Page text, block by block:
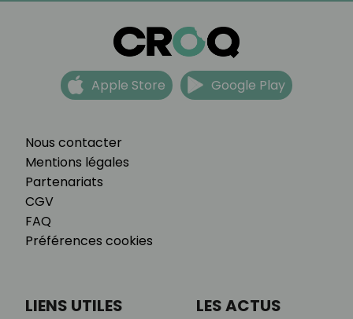
Nous contacter
Mentions légales
Partenariats
CGV
FAQ
Préférences cookies
Apple Store Google Play
LIENS UTILES LES ACTUS